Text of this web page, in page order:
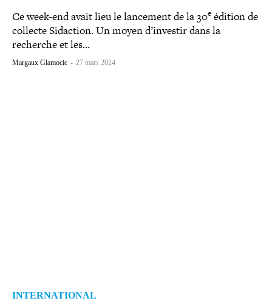
Ce week-​end avait lieu le lancement de la 30e édition de
collecte Sidaction. Un moyen d’investir dans la
recherche et les…
Margaux Glamocic - 27 mars 2024
INTERNATIONAL